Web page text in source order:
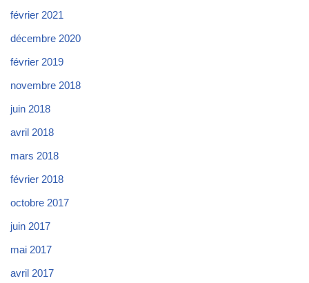
février 2021
décembre 2020
février 2019
novembre 2018
juin 2018
avril 2018
mars 2018
février 2018
octobre 2017
juin 2017
mai 2017
avril 2017